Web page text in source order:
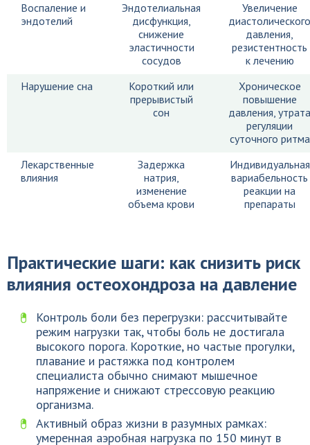
Воспаление и
эндотелий
Эндотелиальная
дисфункция,
снижение
эластичности
сосудов
Увеличение
диастолического
давления,
резистентность
к лечению
Нарушение сна
Короткий или
прерывистый
сон
Хроническое
повышение
давления, утрата
регуляции
суточного ритма
Лекарственные
влияния
Задержка
натрия,
изменение
объема крови
Индивидуальная
вариабельность
реакции на
препараты
Практические шаги: как снизить риск
влияния остеохондроза на давление
Контроль боли без перегрузки: рассчитывайте
режим нагрузки так, чтобы боль не достигала
высокого порога. Короткие, но частые прогулки,
плавание и растяжка под контролем
специалиста обычно снимают мышечное
напряжение и снижают стрессовую реакцию
организма.
Активный образ жизни в разумных рамках:
умеренная аэробная нагрузка по 150 минут в